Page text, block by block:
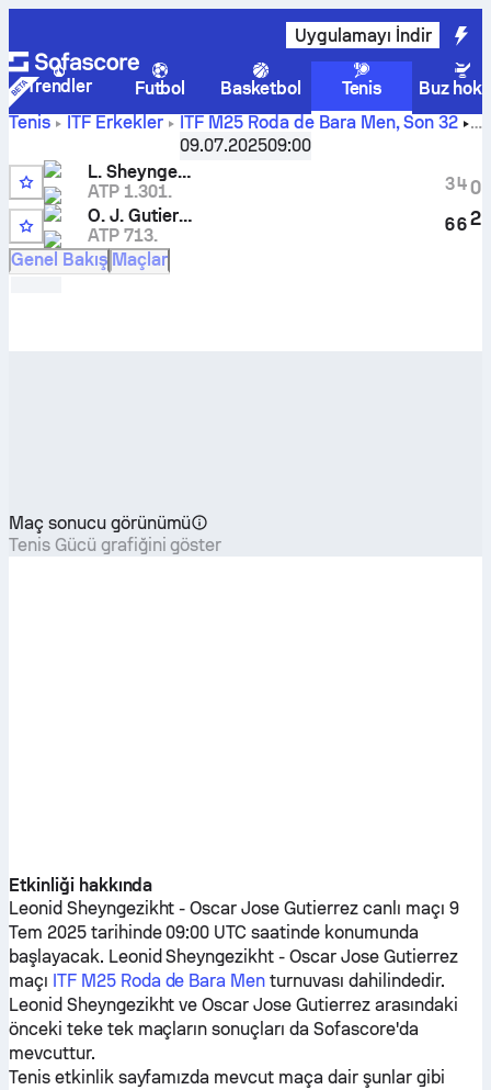
Uygulamayı İndir
Trendler Futbol Basketbol Tenis
Buz
Tenis
ITF Erkekler ITF M25 Roda de Bara Men,Son 32
-Oscar Jose Gutierrez
skoru ve H2H sonuçları
09.07.202509:00
L. Sheyngezikht
ATP 1.301.
O. J. Gutierrez
ATP 713.
3
6
4
6
0
2
Genel Bakış Maçlar
Maç sonucu görünümü
Tenis Gücü grafiğini göster
Etkinliği hakkında
Leonid Sheyngezikht -Oscar Jose Gutierrezcanlı maçı 9
Tem 2025 tarihinde 09:00 UTC saatinde konumunda
başlayacak. Leonid Sheyngezikht -Oscar Jose Gutierrez
maçı ITF M25 Roda de Bara Men turnuvası dahilindedir.
Leonid Sheyngezikht veOscar Jose Gutierrezarasındaki
önceki teke tek maçların sonuçları da Sofascore'da
mevcuttur.
Tenis etkinlik sayfamızda mevcut maça dair şunlar gibi